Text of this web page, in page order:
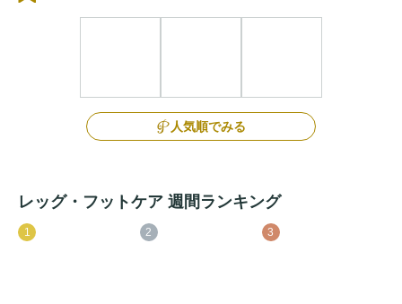
人気順でみる
レッグ・フットケア 週間ランキング
1 2 3